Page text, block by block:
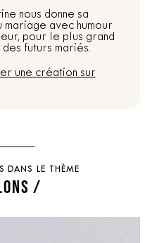
nous donne sa
mariage avec humour
pour le plus grand
des futurs mariés.
une création sur
DANS LE THÈME
/